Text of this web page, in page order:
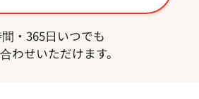
・365日いつでも
わせいただけます。